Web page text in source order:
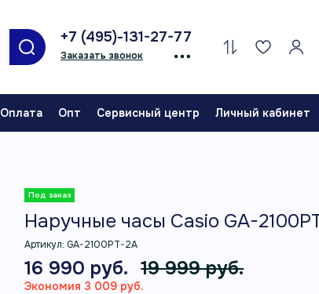
+7 (495)-131-27-77
Заказать звонок
Оплата Опт Сервисный центр Личный кабинет
Наручные часы Casio GA-
Артикул: GA-2100PT-2A
16 990 руб. 19 999 руб.
Экономия 3 009 руб.